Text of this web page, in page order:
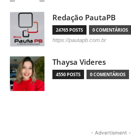
Redação PautaPB
24765 POSTS 0 COMENTÁRIOS
https://pautapb.com.br
Thaysa Videres
4550 POSTS 0 COMENTÁRIOS
- Advertisment -